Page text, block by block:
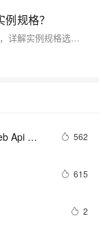
规格？
本文深入解析阿里云ECS的弹性、稳定与安全优势，详解实例规格选择的关键因素，涵盖应用场景、性能需求、成本预算、地理位置与扩展性，助力用户精准选型，优化业务部署与成本效益。
Api
562
615
2